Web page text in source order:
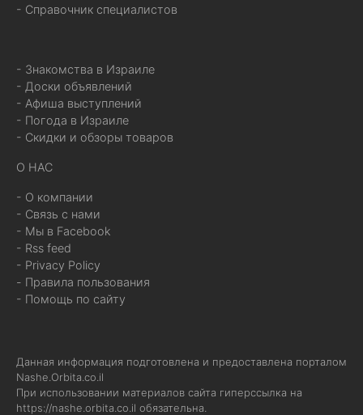
- Справочник специалистов
- Знакомства в Израиле
- Доски объявлений
- Афиша выступлений
- Погода в Израиле
- Скидки и обзоры товаров
О НАС
- О компании
- Связь с нами
- Мы в Facebook
- Rss feed
- Privacy Policy
- Правила пользования
- Помощь по сайту
Данная информация подготовлена и предоставлена порталом
Nashe.Orbita.co.il
При использовании материалов сайта гиперссылка на
https://nashe.orbita.co.il обязательна.